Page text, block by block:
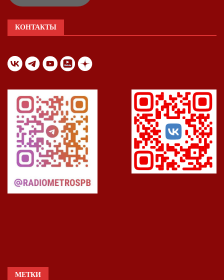
КОНТАКТЫ
МЕТКИ